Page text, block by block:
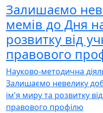
Залишаємо
мемів до Дня
розвитку від
правового
Науково-методична
Залишаємо невелику
ім'я миру та розвитку
правового профілю